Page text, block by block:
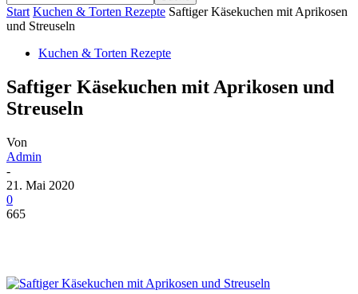
Start Kuchen & Torten Rezepte Saftiger Käsekuchen mit Aprikosen
und Streuseln
Kuchen & Torten Rezepte
Saftiger Käsekuchen mit Aprikosen und
Streuseln
Von
Admin
-
21. Mai 2020
0
665